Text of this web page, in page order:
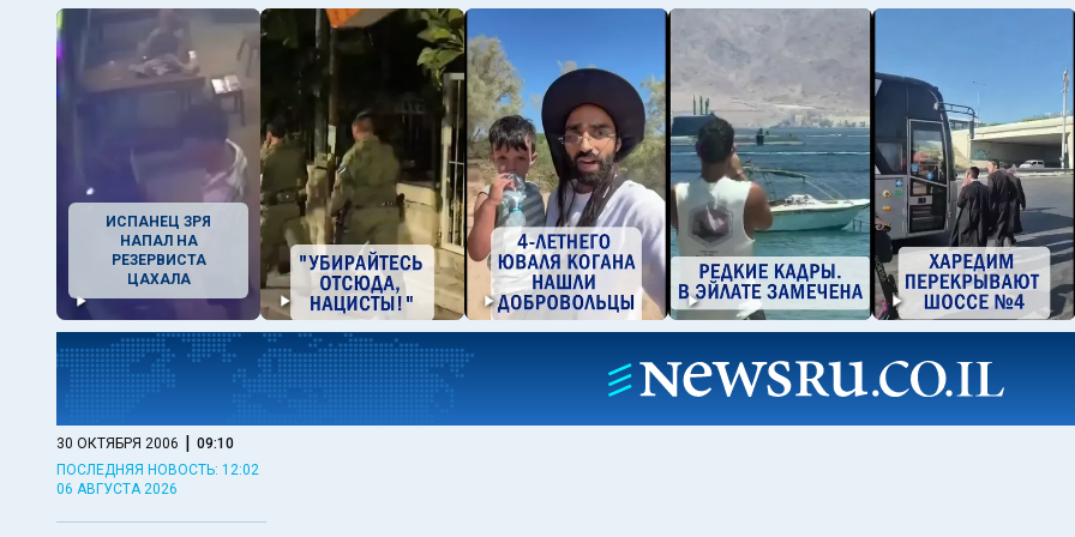
ИСПАНЕЦ ЗРЯ
НАПАЛ НА
РЕЗЕРВИСТА
ЦАХАЛА
30 ОКТЯБРЯ 2006 | 09:10
ПОСЛЕДНЯЯ НОВОСТЬ: 12:02
06 АВГУСТА 2026